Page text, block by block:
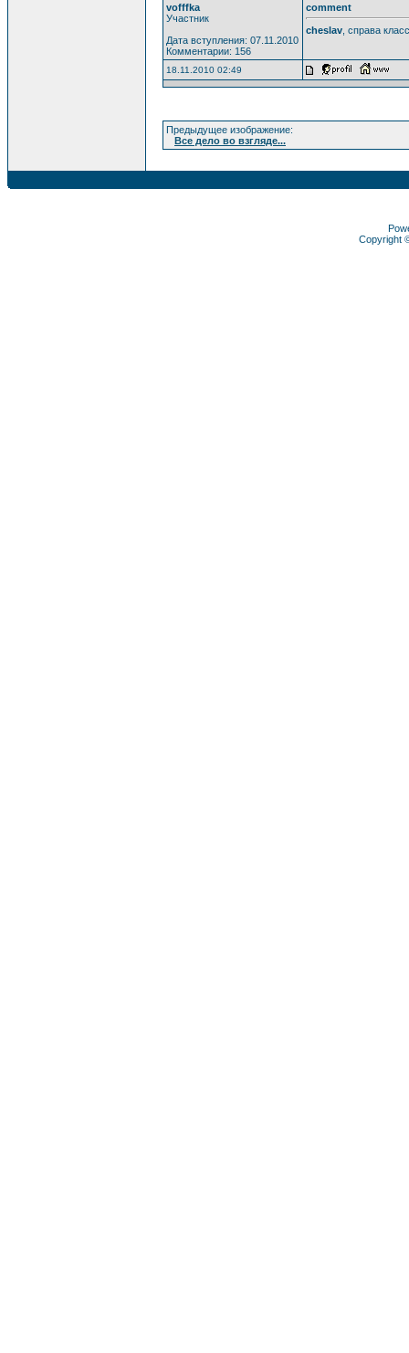
vofffka
Участник
Дата вступления: 07.11.2010
Комментарии: 156
comment
cheslav , справа класс
18.11.2010 02:49
Предыдущее изображение:
Все дело во взгляде...
Copyright